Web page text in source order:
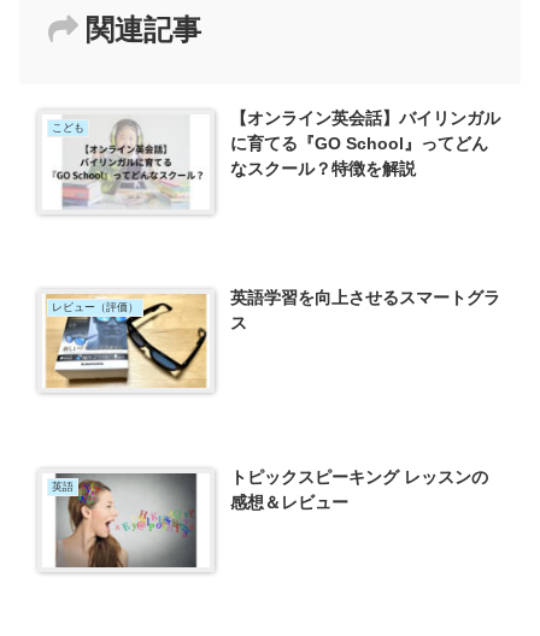
関連記事
こども
【オンライン英会話】バイリンガル
に育てる『GO School』ってどん
なスクール？特徴を解説
レビュー（評価）
英語学習を向上させるスマートグラ
ス
英語
トピックスピーキング レッスンの
感想＆レビュー